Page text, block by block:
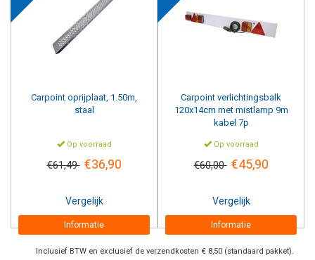
Carpoint oprijplaat, 1.50m,
staal
Op voorraad
€61,49 €36,90
Vergelijk
Informatie
Carpoint verlichtingsbalk
120x14cm met mistlamp 9m
kabel 7p
Op voorraad
€60,00 €45,90
Vergelijk
Informatie
Inclusief BTW en exclusief de verzendkosten € 8,50 (standaard pakket).